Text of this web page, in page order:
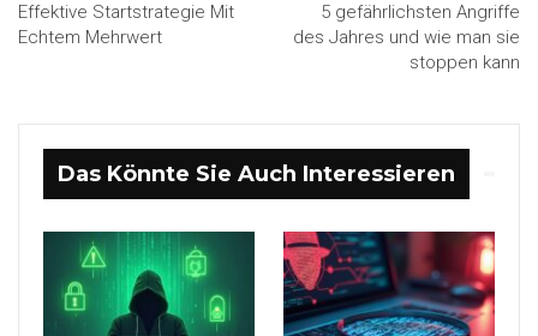
Effektive Startstrategie Mit
Echtem Mehrwert
5 gefährlichsten Angriffe
des Jahres und wie man sie
stoppen kann
Das Könnte Sie Auch Interessieren